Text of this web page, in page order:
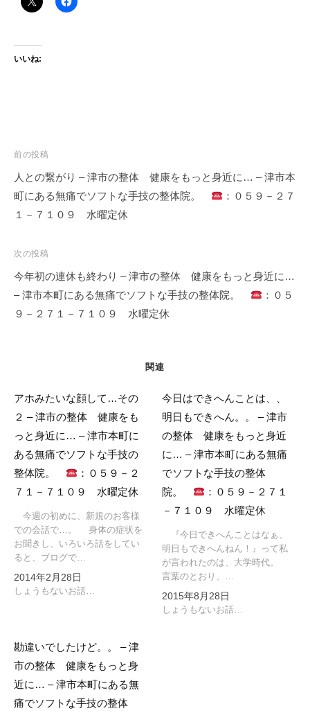
いいね:
投
稿
ナ
ビ
ー
シ
ョ
ン
前の投稿
人との繋がり – 津市の整体 健康をもっと身近に… – 津市本
町にある無痛でソフトな手技の整体院。
：０５９－２７
１－７１０９ 水曜定休
次の投稿
今年初の連休も終わり – 津市の整体 健康をもっと身近に…
– 津市本町にある無痛でソフトな手技の整体院。
：０５
９－２７１－７１０９ 水曜定休
関連
アホみたいな顔して…その
２ – 津市の整体 健康をも
っと身近に… – 津市本町に
ある無痛でソフトな手技の
整体院。
：０５９－２
７１－７１０９ 水曜定休
今週の初めに、新規のお客様
での会話で…。 身体の症状を
お聞きし、いろいろ話をしてい
ると、ブログで…
2014年2月28日
しょうもないお話…
今日はできへんことは、、
明日もできへん。。 – 津市
の整体 健康をもっと身近
に… – 津市本町にある無痛
でソフトな手技の整体
院。
：０５９－２７１
－７１０９ 水曜定休
『今日できへんことはなぁ、
明日もできへんねん！』って私
が言われたのは、大学時代。
言葉のとおり、…
2015年8月28日
しょうもないお話…
勘違いでしたけど。。 – 津
市の整体 健康をもっと身
近に… – 津市本町にある無
痛でソフトな手技の整体